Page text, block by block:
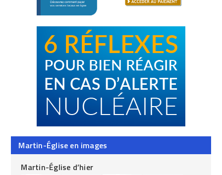
Martin-Église en images
Martin-Église d’hier